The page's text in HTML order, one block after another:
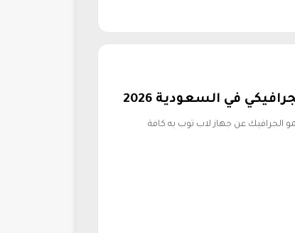
في السعودية 2026
2026.. يبحث مصممو الجرافيك عن جهاز لاب توب به كافة